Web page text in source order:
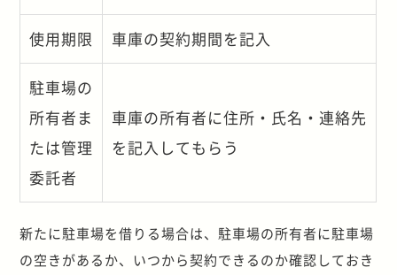
使用期限 車庫の契約期間を記入
駐車場の
所有者ま
たは管理
委託者
車庫の所有者に住所・氏名・連絡先
を記入してもらう
新たに駐車場を借りる場合は、駐車場の所有者に駐車場
の空きがあるか、いつから契約できるのか確認しておき